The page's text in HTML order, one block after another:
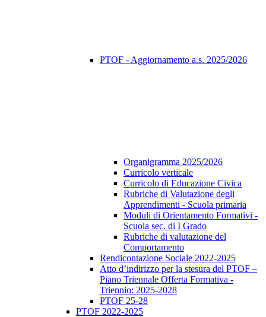
PTOF - Aggiornamento a.s. 2025/2026
Organigramma 2025/2026
Curricolo verticale
Curricolo di Educazione Civica
Rubriche di Valutazione degli
Apprendimenti - Scuola primaria
Moduli di Orientamento Formativi -
Scuola sec. di I Grado
Rubriche di valutazione del
Comportamento
Rendicontazione Sociale 2022-2025
Atto d’indirizzo per la stesura del PTOF –
Piano Triennale Offerta Formativa -
Triennio: 2025-2028
PTOF 25-28
PTOF 2022-2025